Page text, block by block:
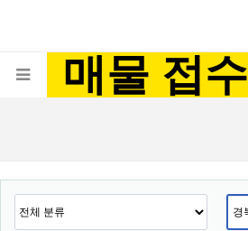
매물 접수